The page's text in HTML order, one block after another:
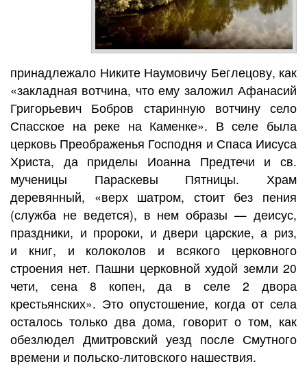
принадлежало Никите Наумовичу Беглецову, как
«закладная вотчина, что ему заложил Афанасий
Григорьевич Бобров старинную вотчину село
Спасское на реке на Каменке». В селе была
церковь Преображенья Господня и Спаса Иисуса
Христа, да приделы Иоанна Предтечи и св.
мученицы Параскевы Пятницы. Храм
деревянный, «верх шатром, стоит без пения
(служба не ведется), в нем образы — деисус,
праздники, и пророки, и двери царские, а риз,
и книг, и колоколов и всякого церковного
строения нет. Пашни церковной худой земли 20
чети, сена 8 копен, да в селе 2 двора
крестьянских». Это опустошение, когда от села
осталось только два дома, говорит о том, как
обезлюдел Дмитровский уезд после Смутного
времени и польско-литовского нашествия.